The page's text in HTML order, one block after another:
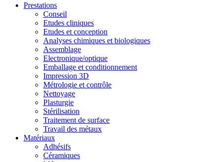
Prestations
Conseil
Etudes cliniques
Etudes et conception
Analyses chimiques et biologiques
Assemblage
Electronique/optique
Emballage et conditionnement
Impression 3D
Métrologie et contrôle
Nettoyage
Plasturgie
Stérilisation
Traitement de surface
Travail des métaux
Matériaux
Adhésifs
Céramiques